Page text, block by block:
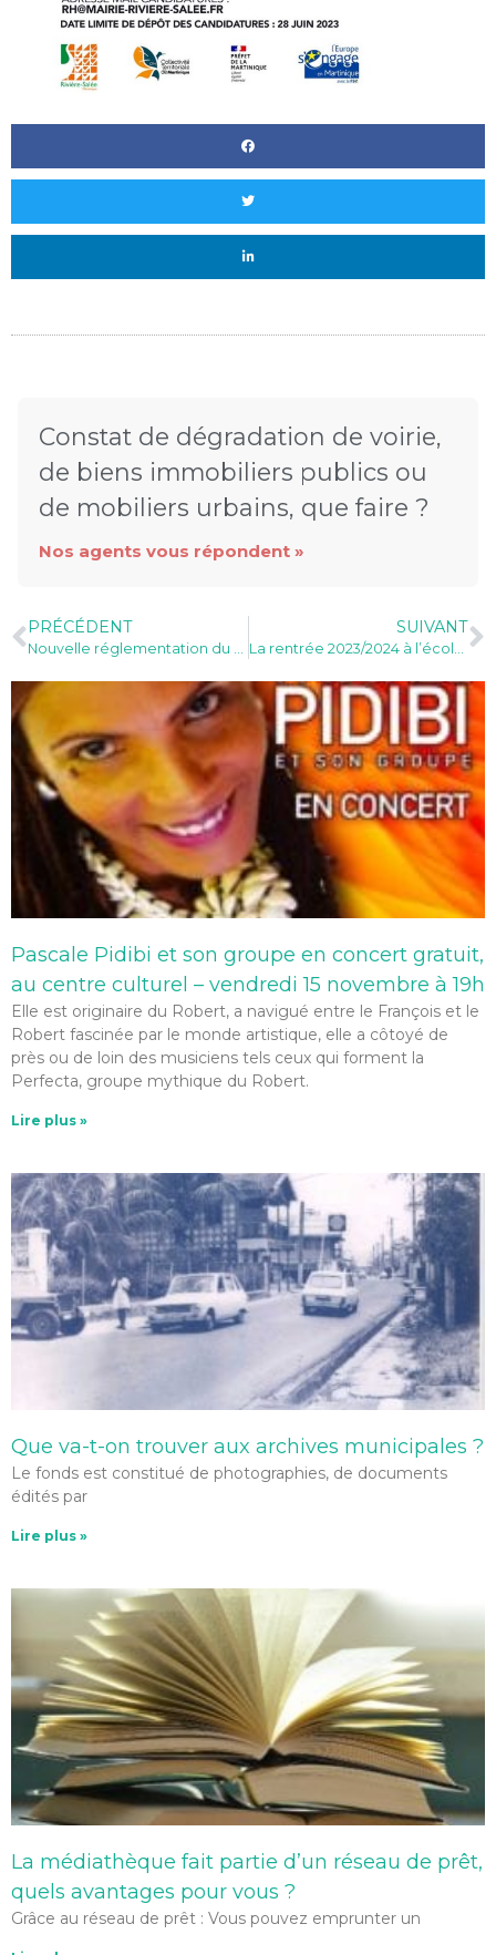
Constat de dégradation de voirie,
de biens immobiliers publics ou
de mobiliers urbains, que faire ?
Nos agents vous répondent »
PRÉCÉDENT
Nouvelle réglementation du contrôle technique en 2023
SUIVANT
La rentrée 2023/2024 à l’école élémentaire MIXTE B
Pascale Pidibi et son groupe en concert gratuit,
au centre culturel – vendredi 15 novembre à 19h
Elle est originaire du Robert, a navigué entre le François et le
Robert fascinée par le monde artistique, elle a côtoyé de
près ou de loin des musiciens tels ceux qui forment la
Perfecta, groupe mythique du Robert.
Lire plus »
Que va-t-on trouver aux archives municipales ?
Le fonds est constitué de photographies, de documents
édités par
Lire plus »
La médiathèque fait partie d’un réseau de prêt,
quels avantages pour vous ?
Grâce au réseau de prêt : Vous pouvez emprunter un